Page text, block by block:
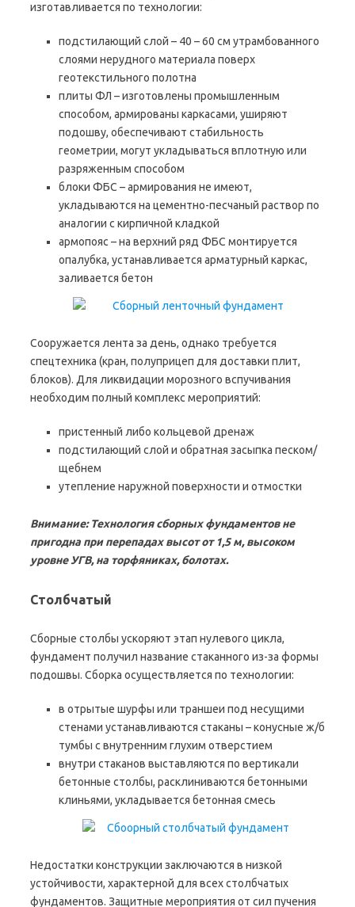
изготавливается по технологии:
подстилающий слой – 40 – 60 см утрамбованного
слоями нерудного материала поверх
геотекстильного полотна
плиты ФЛ – изготовлены промышленным
способом, армированы каркасами, уширяют
подошву, обеспечивают стабильность
геометрии, могут укладываться вплотную или
разряженным способом
блоки ФБС – армирования не имеют,
укладываются на цементно-песчаный раствор по
аналогии с кирпичной кладкой
армопояс – на верхний ряд ФБС монтируется
опалубка, устанавливается арматурный каркас,
заливается бетон
Сооружается лента за день, однако требуется
спецтехника (кран, полуприцеп для доставки плит,
блоков). Для ликвидации морозного вспучивания
необходим полный комплекс мероприятий:
пристенный либо кольцевой дренаж
подстилающий слой и обратная засыпка песком/
щебнем
утепление наружной поверхности и отмостки
Внимание: Технология сборных фундаментов не
пригодна при перепадах высот от 1,5 м, высоком
уровне УГВ, на торфяниках, болотах.
Столбчатый
Сборные столбы ускоряют этап нулевого цикла,
фундамент получил название стаканного из-за формы
подошвы. Сборка осуществляется по технологии:
в отрытые шурфы или траншеи под несущими
стенами устанавливаются стаканы – конусные ж/б
тумбы с внутренним глухим отверстием
внутри стаканов выставляются по вертикали
бетонные столбы, расклиниваются бетонными
клиньями, укладывается бетонная смесь
Недостатки конструкции заключаются в низкой
устойчивости, характерной для всех столбчатых
фундаментов. Защитные мероприятия от сил пучения